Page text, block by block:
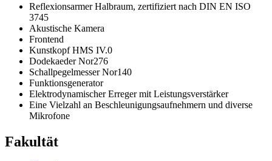
Reflexionsarmer Halbraum, zertifiziert nach DIN EN ISO
3745
Akustische Kamera
Frontend
Kunstkopf HMS IV.0
Dodekaeder Nor276
Schallpegelmesser Nor140
Funktionsgenerator
Elektrodynamischer Erreger mit Leistungsverstärker
Eine Vielzahl an Beschleunigungsaufnehmern und diverse
Mikrofone
Fakultät